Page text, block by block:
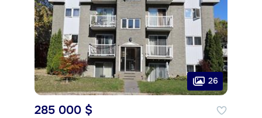
26
285 000 $